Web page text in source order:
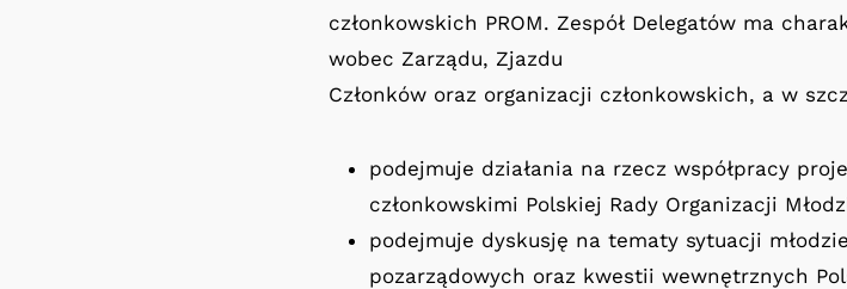
członkowskich PROM. Zespół Delegatów ma
wobec Zarządu, Zjazdu
Członków oraz organizacji członkowskich, a w
podejmuje działania na rzecz współpracy
członkowskimi Polskiej Rady Organizacji
podejmuje dyskusję na tematy sytuacji
pozarządowych oraz kwestii wewnętrznych